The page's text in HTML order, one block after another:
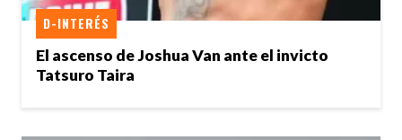
El ascenso de Joshua Van ante el invicto
Tatsuro Taira
D-INTERÉS